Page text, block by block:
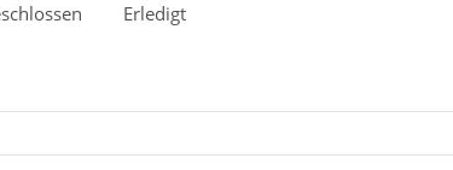
Erledigt